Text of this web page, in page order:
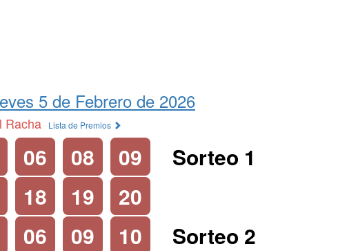
5 de Febrero de 2026
Racha Lista de Premios
06 08 09
Sorteo 1
18 19
20
06 09 10
Sorteo 2